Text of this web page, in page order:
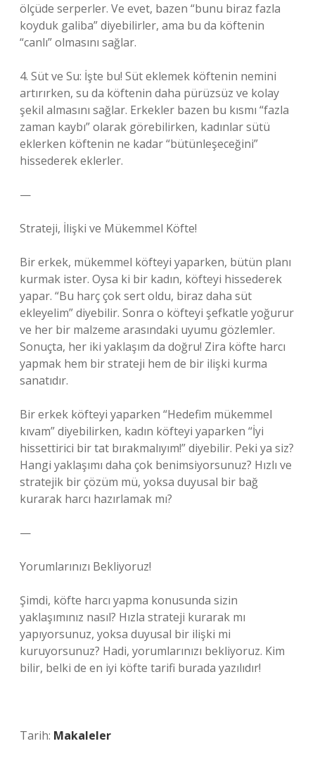
ölçüde serperler. Ve evet, bazen “bunu biraz fazla
koyduk galiba” diyebilirler, ama bu da köftenin
“canlı” olmasını sağlar.
4. Süt ve Su: İşte bu! Süt eklemek köftenin nemini
artırırken, su da köftenin daha pürüzsüz ve kolay
şekil almasını sağlar. Erkekler bazen bu kısmı “fazla
zaman kaybı” olarak görebilirken, kadınlar sütü
eklerken köftenin ne kadar “bütünleşeceğini”
hissederek eklerler.
—
Strateji, İlişki ve Mükemmel Köfte!
Bir erkek, mükemmel köfteyi yaparken, bütün planı
kurmak ister. Oysa ki bir kadın, köfteyi hissederek
yapar. “Bu harç çok sert oldu, biraz daha süt
ekleyelim” diyebilir. Sonra o köfteyi şefkatle yoğurur
ve her bir malzeme arasındaki uyumu gözlemler.
Sonuçta, her iki yaklaşım da doğru! Zira köfte harcı
yapmak hem bir strateji hem de bir ilişki kurma
sanatıdır.
Bir erkek köfteyi yaparken “Hedefim mükemmel
kıvam” diyebilirken, kadın köfteyi yaparken “İyi
hissettirici bir tat bırakmalıyım!” diyebilir. Peki ya siz?
Hangi yaklaşımı daha çok benimsiyorsunuz? Hızlı ve
stratejik bir çözüm mü, yoksa duyusal bir bağ
kurarak harcı hazırlamak mı?
—
Yorumlarınızı Bekliyoruz!
Şimdi, köfte harcı yapma konusunda sizin
yaklaşımınız nasıl? Hızla strateji kurarak mı
yapıyorsunuz, yoksa duyusal bir ilişki mi
kuruyorsunuz? Hadi, yorumlarınızı bekliyoruz. Kim
bilir, belki de en iyi köfte tarifi burada yazılıdır!
Tarih: Makaleler